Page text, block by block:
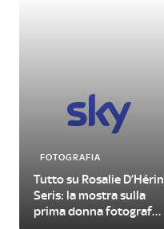
FOTOGRAFIA
Tutto su Rosalie D’Hérin
Seris: la mostra sulla
prima donna fotografa